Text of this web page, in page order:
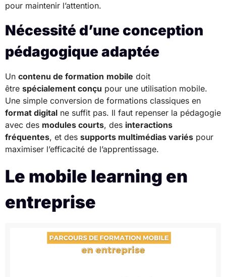
pour maintenir l’attention.
Nécessité d’une conception
pédagogique adaptée
Un contenu de formation mobile doit
être spécialement conçu pour une utilisation mobile.
Une simple conversion de formations classiques en
format digital ne suffit pas. Il faut repenser la pédagogie
avec des modules courts, des interactions
fréquentes, et des supports multimédias variés pour
maximiser l’efficacité de l’apprentissage.
Le mobile learning en
entreprise